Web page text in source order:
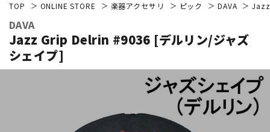
アコギ/エレアコ
ウクレレ
TOP ONLINE STORE 楽器アクセサリ ピック DAVA
DAVA
Jazz Grip Delrin #9036 [デルリン/ジャズ
シェイプ]